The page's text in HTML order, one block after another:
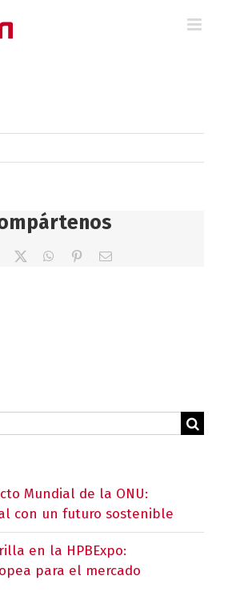
Facebook WhatsApp
PinterestCorreo
Mundial de la ONU:
con un futuro sostenible
en la HPBExpo:
para el mercado